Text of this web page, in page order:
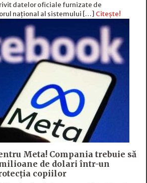
datelor oficiale furnizate de
național al sistemului […] Citește!
Meta! Compania trebuie să
milioane de dolari într-un
copiilor